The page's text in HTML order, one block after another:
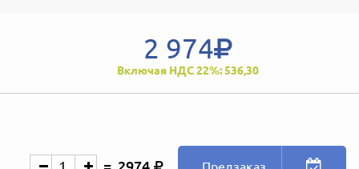
2 974
Включая НДС 22%: 536,30